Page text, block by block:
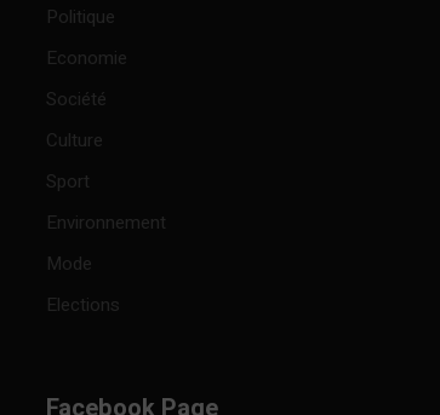
Politique
Economie
Société
Culture
Sport
Environnement
Mode
Elections